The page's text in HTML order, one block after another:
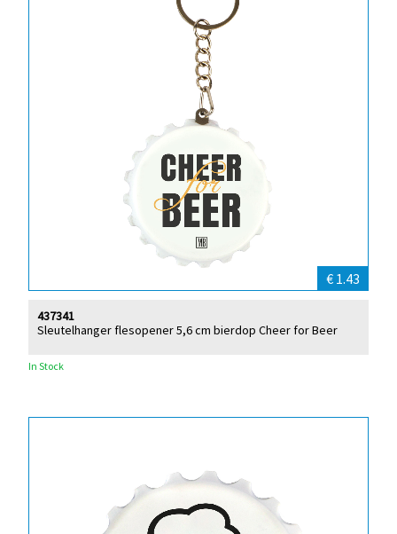
€ 1.43
Sleutelhanger flesopener 5,6 cm bierdop Cheer for Beer
437341
In Stock